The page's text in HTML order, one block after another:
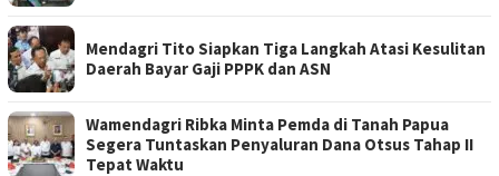
Mendagri Tito Siapkan Tiga Langkah Atasi Kesulitan
Daerah Bayar Gaji PPPK dan ASN
Wamendagri Ribka Minta Pemda di Tanah Papua
Segera Tuntaskan Penyaluran Dana Otsus Tahap II
Tepat Waktu